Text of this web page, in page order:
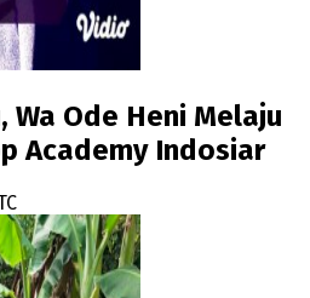
Wa Ode Heni Melaju
Academy Indosiar